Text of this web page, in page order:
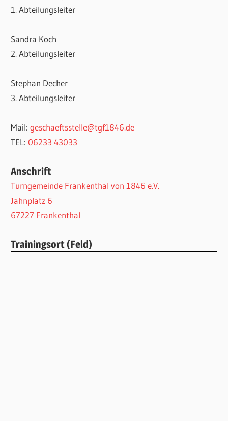
1. Abteilungsleiter
Sandra Koch
2. Abteilungsleiter
Stephan Decher
3. Abteilungsleiter
Mail:geschaeftsstelle@tgf1846.de
TEL: 06233 43033
Anschrift
Turngemeinde Frankenthal von 1846 e.V.
Jahnplatz 6
67227 Frankenthal
Trainingsort (Feld)